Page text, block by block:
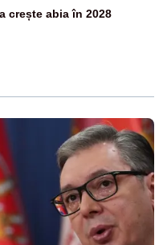
crește abia în 2028